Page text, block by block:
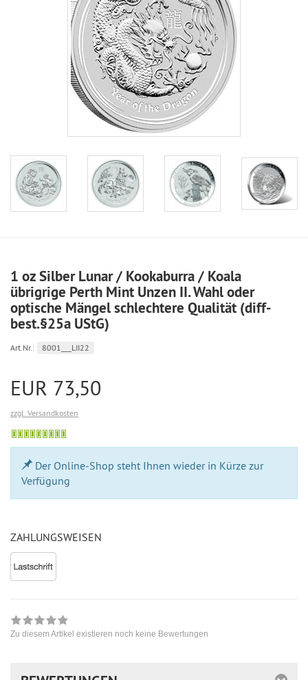
1 oz Silber Lunar / Kookaburra / Koala
übrigrige Perth Mint Unzen II. Wahl oder
optische Mängel schlechtere Qualität (diff-
best.§25a UStG)
Art.Nr.: 8001___LII22
EUR 73,50
zzgl. Versandkosten
möglich
Der Online-Shop steht Ihnen wieder in Kürze zur
Verfügung
ZAHLUNGSWEISEN
Zu diesem Artikel existieren noch keine Bewertungen